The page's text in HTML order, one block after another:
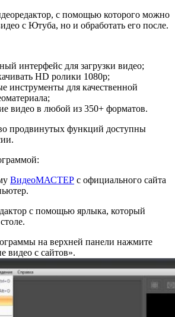
с помощью которого можно
с Ютуба, но и обработать его после.
интерфейс для загрузки видео;
HD ролики 1080p;
инструменты для качественной
видео в любой из 350+ форматов.
продвинутых функций доступны
ВидеоМАСТЕР с официального сайта
с помощью ярлыка, который
на верхней панели нажмите
видео с сайтов».